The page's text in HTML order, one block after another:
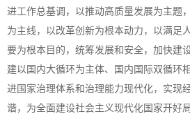
进工作总基调，以推动高质量发展为主题
为主线，以改革创新为根本动力，以满足
要为根本目的，统筹发展和安全，加快建
建以国内大循环为主体、国内国际双循环
进国家治理体系和治理能力现代化，实现
谐，为全面建设社会主义现代化国家开好